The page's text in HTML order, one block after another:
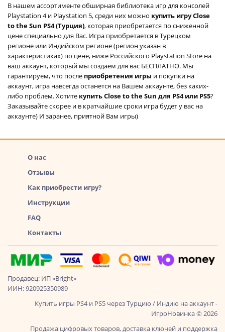
В нашем ассортименте обширная библиотека игр для консолей
Playstation 4 и Playstation 5, среди них можно купить игру Close
to the Sun PS4 (Турция), которая приобретается по сниженной
цене специально для Вас. Игра приобретается в Турецком
регионе или Индийском регионе (регион указан в
характеристиках) по цене, ниже Российского Playstation Store на
ваш аккаунт, который мы создаем для вас БЕСПЛАТНО. Мы
гарантируем, что после приобретения игры и покупки на
аккаунт, игра навсегда останется на Вашем аккаунте, без каких-
либо проблем. Хотите купить Close to the Sun для PS4 или PS5?
Заказывайте скорее и в кратчайшие сроки игра будет у вас на
аккаунте) И заранее, приятной Вам игры)
О нас
Отзывы
Как приобрести игру?
Инструкции
FAQ
Контакты
Продавец: ИП «Bright»
ИИН: 920925350989
Купить игры PS4 и PS5 через Турцию / Индию на аккаунт -
ИгроНовинка © 2026
Продажа цифровых товаров, доставка ключей и поддержка